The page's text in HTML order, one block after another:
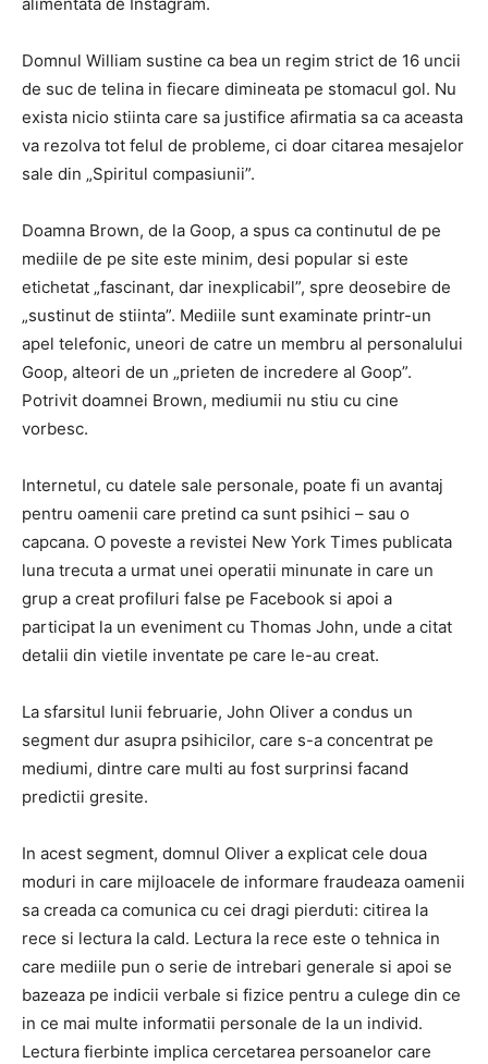
Domnul William sustine ca bea un regim strict de 16 uncii
de suc de telina in fiecare dimineata pe stomacul gol. Nu
exista nicio stiinta care sa justifice afirmatia sa ca aceasta
va rezolva tot felul de probleme, ci doar citarea mesajelor
sale din „Spiritul compasiunii”.
Doamna Brown, de la Goop, a spus ca continutul de pe
mediile de pe site este minim, desi popular si este
etichetat „fascinant, dar inexplicabil”, spre deosebire de
„sustinut de stiinta”. Mediile sunt examinate printr-un
apel telefonic, uneori de catre un membru al personalului
Goop, alteori de un „prieten de incredere al Goop”.
Potrivit doamnei Brown, mediumii nu stiu cu cine
vorbesc.
Internetul, cu datele sale personale, poate fi un avantaj
pentru oamenii care pretind ca sunt psihici – sau o
capcana. O poveste a revistei New York Times publicata
luna trecuta a urmat unei operatii minunate in care un
grup a creat profiluri false pe Facebook si apoi a
participat la un eveniment cu Thomas John, unde a citat
detalii din vietile inventate pe care le-au creat.
La sfarsitul lunii februarie, John Oliver a condus un
segment dur asupra psihicilor, care s-a concentrat pe
mediumi, dintre care multi au fost surprinsi facand
predictii gresite.
In acest segment, domnul Oliver a explicat cele doua
moduri in care mijloacele de informare fraudeaza oamenii
sa creada ca comunica cu cei dragi pierduti: citirea la
rece si lectura la cald. Lectura la rece este o tehnica in
care mediile pun o serie de intrebari generale si apoi se
bazeaza pe indicii verbale si fizice pentru a culege din ce
in ce mai multe informatii personale de la un individ.
Lectura fierbinte implica cercetarea persoanelor care